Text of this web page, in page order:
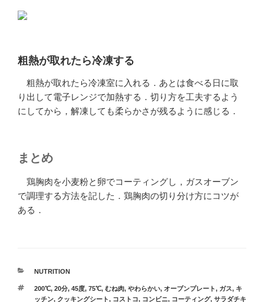
粗熱が取れたら冷凍する
粗熱が取れたら冷凍室に入れる．あとは食べる日に取
り出して電子レンジで加熱する．切り方を工夫するよう
にしてから，解凍しても柔らかさが残るように感じる．
まとめ
鶏胸肉を小麦粉と卵でコーティングし，ガスオーブン
で調理する方法を記した．鶏胸肉の切り分け方にコツが
ある．
カ
ゴ
NUTRITION
タ
グ
200℃, 20分, 45度, 75℃, むね肉, やわらかい, オーブンプレート, ガス, キ
ッチン, クッキングシート, コストコ, コンビニ, コーティング, サラダチキ